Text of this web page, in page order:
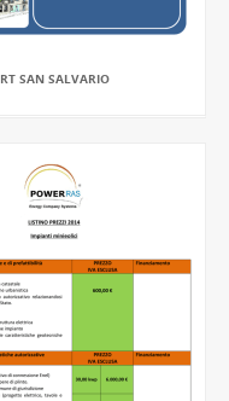
RT SAN SALVARIO